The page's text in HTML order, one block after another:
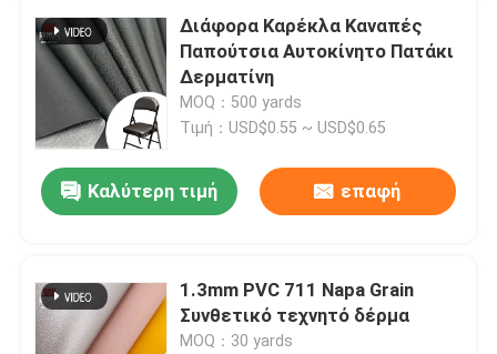
Διάφορα Καρέκλα Καναπές
Παπούτσια Αυτοκίνητο Πατάκι
Δερματίνη
MOQ：500 yards
Τιμή：USD$0.55 ~ USD$0.65
Καλύτερη τιμή επαφή
1.3mm PVC 711 Napa Grain
Συνθετικό τεχνητό δέρμα
MOQ：30 yards